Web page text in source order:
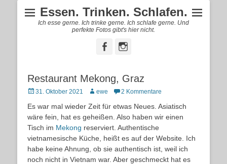
Essen. Trinken. Schlafen.
Ich esse gerne. Ich trinke gerne. Ich schlafe gerne. Und
perfekte Fotos gibt's hier nicht.
FacebookInstagram
Restaurant Mekong, Graz
Posted
31. Oktober 2021 Autorewe 2 Kommentare
Es war mal wieder Zeit für etwas Neues. Asiatisch
wäre fein, hat es geheißen. Also haben wir einen
Tisch im Mekong reserviert. Authentische
vietnamesische Küche, heißt es auf der Website. Ich
habe keine Ahnung, ob sie authentisch ist, weil ich
noch nicht in Vietnam war. Aber geschmeckt hat es